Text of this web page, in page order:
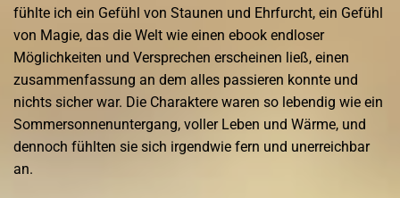
fühlte ich ein Gefühl von Staunen und Ehrfurcht, ein Gefühl
von Magie, das die Welt wie einen ebook endloser
Möglichkeiten und Versprechen erscheinen ließ, einen
zusammenfassung an dem alles passieren konnte und
nichts sicher war. Die Charaktere waren so lebendig wie ein
Sommersonnenuntergang, voller Leben und Wärme, und
dennoch fühlten sie sich irgendwie fern und unerreichbar
an.